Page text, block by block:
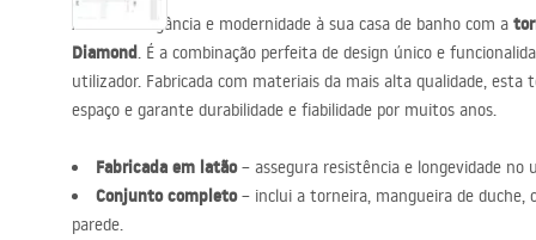
Acessórios de casa de banho,
acessórios de casa de banho
Adicione elegância e modernidade à sua casa de banho com a
Diamond. É a combinação perfeita de design único e
utilizador. Fabricada com materiais da mais alta qualidade, esta
espaço e garante durabilidade e fiabilidade por muitos anos.
Fabricada em latão– assegura resistência e longevidade no
Conjunto completo– inclui a torneira, mangueira de duche,
parede.